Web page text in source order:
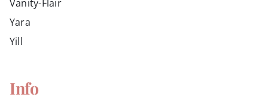
Vanity-Flair
Yara
Yill
Info